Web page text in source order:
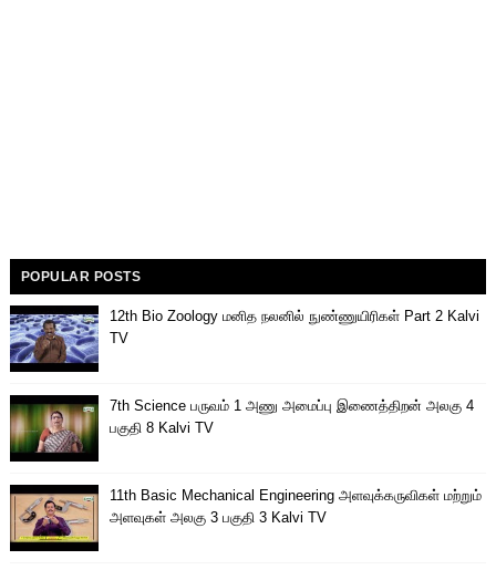
POPULAR POSTS
12th Bio Zoology மனித நலனில் நுண்ணுயிரிகள் Part 2 Kalvi
TV
7th Science பருவம் 1 அணு அமைப்பு இணைத்திறன் அலகு 4
பகுதி 8 Kalvi TV
11th Basic Mechanical Engineering அளவுக்கருவிகள் மற்றும்
அளவுகள் அலகு 3 பகுதி 3 Kalvi TV